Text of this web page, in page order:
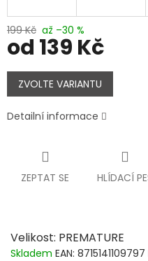
199 Kč až –30 %
od 139 Kč
Měrná
cena:
ZVOLTE VARIANTU
Detailní informace
ZEPTAT SE HLÍDACÍ
Velikost: PREMATURE
Skladem EAN: 8715141109797